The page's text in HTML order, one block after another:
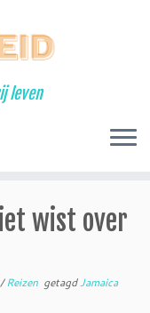
leven
wist over
/Reizen getagdJamaica